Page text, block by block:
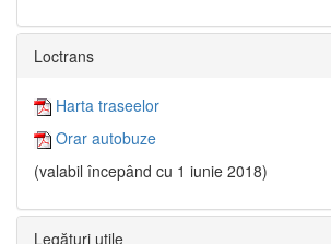
Loctrans
Harta traseelor
Orar autobuze
(valabil începând cu 1 iunie 2018)
Legături utile